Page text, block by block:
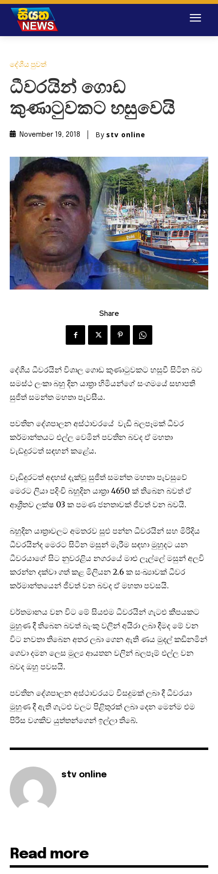
දේශීය පුවත්
ධීවරයින් ගොඩ
කුණාටුවකට හසුවෙයි
November 19, 2018 By stv online
Share
දේශීය ධීවරයින් විශාල ගොඩ කුණාටුවකට හසුවී සිටින බව
සමස්ථ ලංකා බහු දින යාත්‍රා හිමියන්ගේ සංගමයේ සභාපති
සුජිත් සමන්ත මහතා පැවසීය.
පවතින දේශපාලන අස්ථාවරයේ වැඩි බලපෑමක් ධීවර
කර්මාන්තයට එල්ල වෙමින් පවතින බවද ඒ මහතා
වැඩ්දුරටත් සඳහන් කළේය.
වැඩිදුරටත් අදහස් දැක්වූ සුජිත් සමන්ත මහතා පැවසුවේ
මෙරට ලියා පදිංචි බහුදින යාත්‍රා 4650 ක් තිබෙන බවත් ඒ
ආශ්‍රීතව ලක්ෂ 03 ක පමණ ජනතාවක් ජීවත් වන බවයි.
බහුදින යාත්‍රාවලට අමතරව සුළු පන්න ධීවරයින් සහ මිරිදිය
ධීවරයින්ද මෙරට සිටින මසුන් මැරීම සඳහා මුහුදට යන
ධීවරයාගේ සිට නුවරළිය නගරයේ මාළු ලෑල්ලේ මසුන් අලවි
කරන්න දක්වා ගත් කළ මිලියන 2.6 ක සංඛ්‍යාවක් ධීවර
කර්මාන්තයෙන් ජීවත් වන බවද ඒ මහතා පවසයි.
වර්තමානය වන විට මේ සියළුම ධීවරයින් ගැටළු කීපයකට
මුහුණ දී තිබෙන බවත් බැංකු වලින් අයිරා ලබා දීමද මේ වන
විට නවතා තිබෙන අතර ලබා ගෙන ඇති ණය මුදල් කඩිනමින්
ගෙවා දමන ලෙස මුල්‍ය ආයතන වලින් බලපෑම් එල්ල වන
බවද ඔහු පවසයි.
පවතින දේශපාලන අස්ථාවරයට විසදුමක් ලබා දී ධීවරයා
මුහුණ දී ඇති ගැටළු වලට පිළිතුරක් ලබා දෙන මෙන්ම එම
පිරිස වගකිව යුත්තන්ගෙන් ඉල්ලා තිබේ.
stv online
Read more